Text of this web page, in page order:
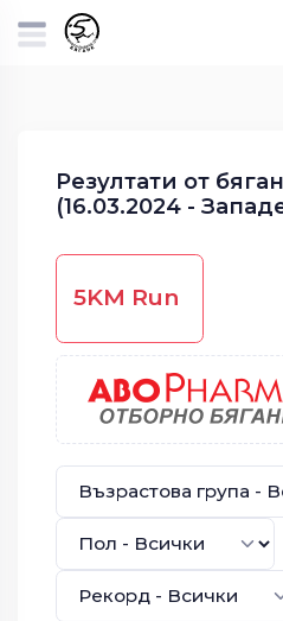
Резултати от
(16.03.2024 -
5KM Run